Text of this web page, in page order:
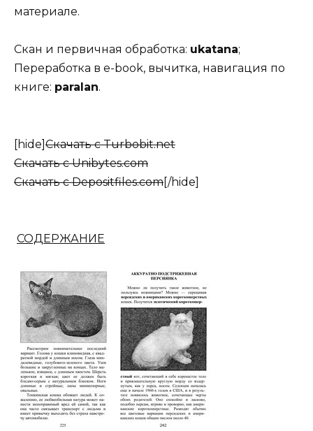
материале.
Скан и первичная обработка: ukatana;
Переработка в e-book, вычитка, навигация по
книге: paralan.
[hide]Скачать с Turbobit.net
Скачать с Unibytes.com
Скачать с Depositfiles.com[/hide]
СОДЕРЖАНИЕ